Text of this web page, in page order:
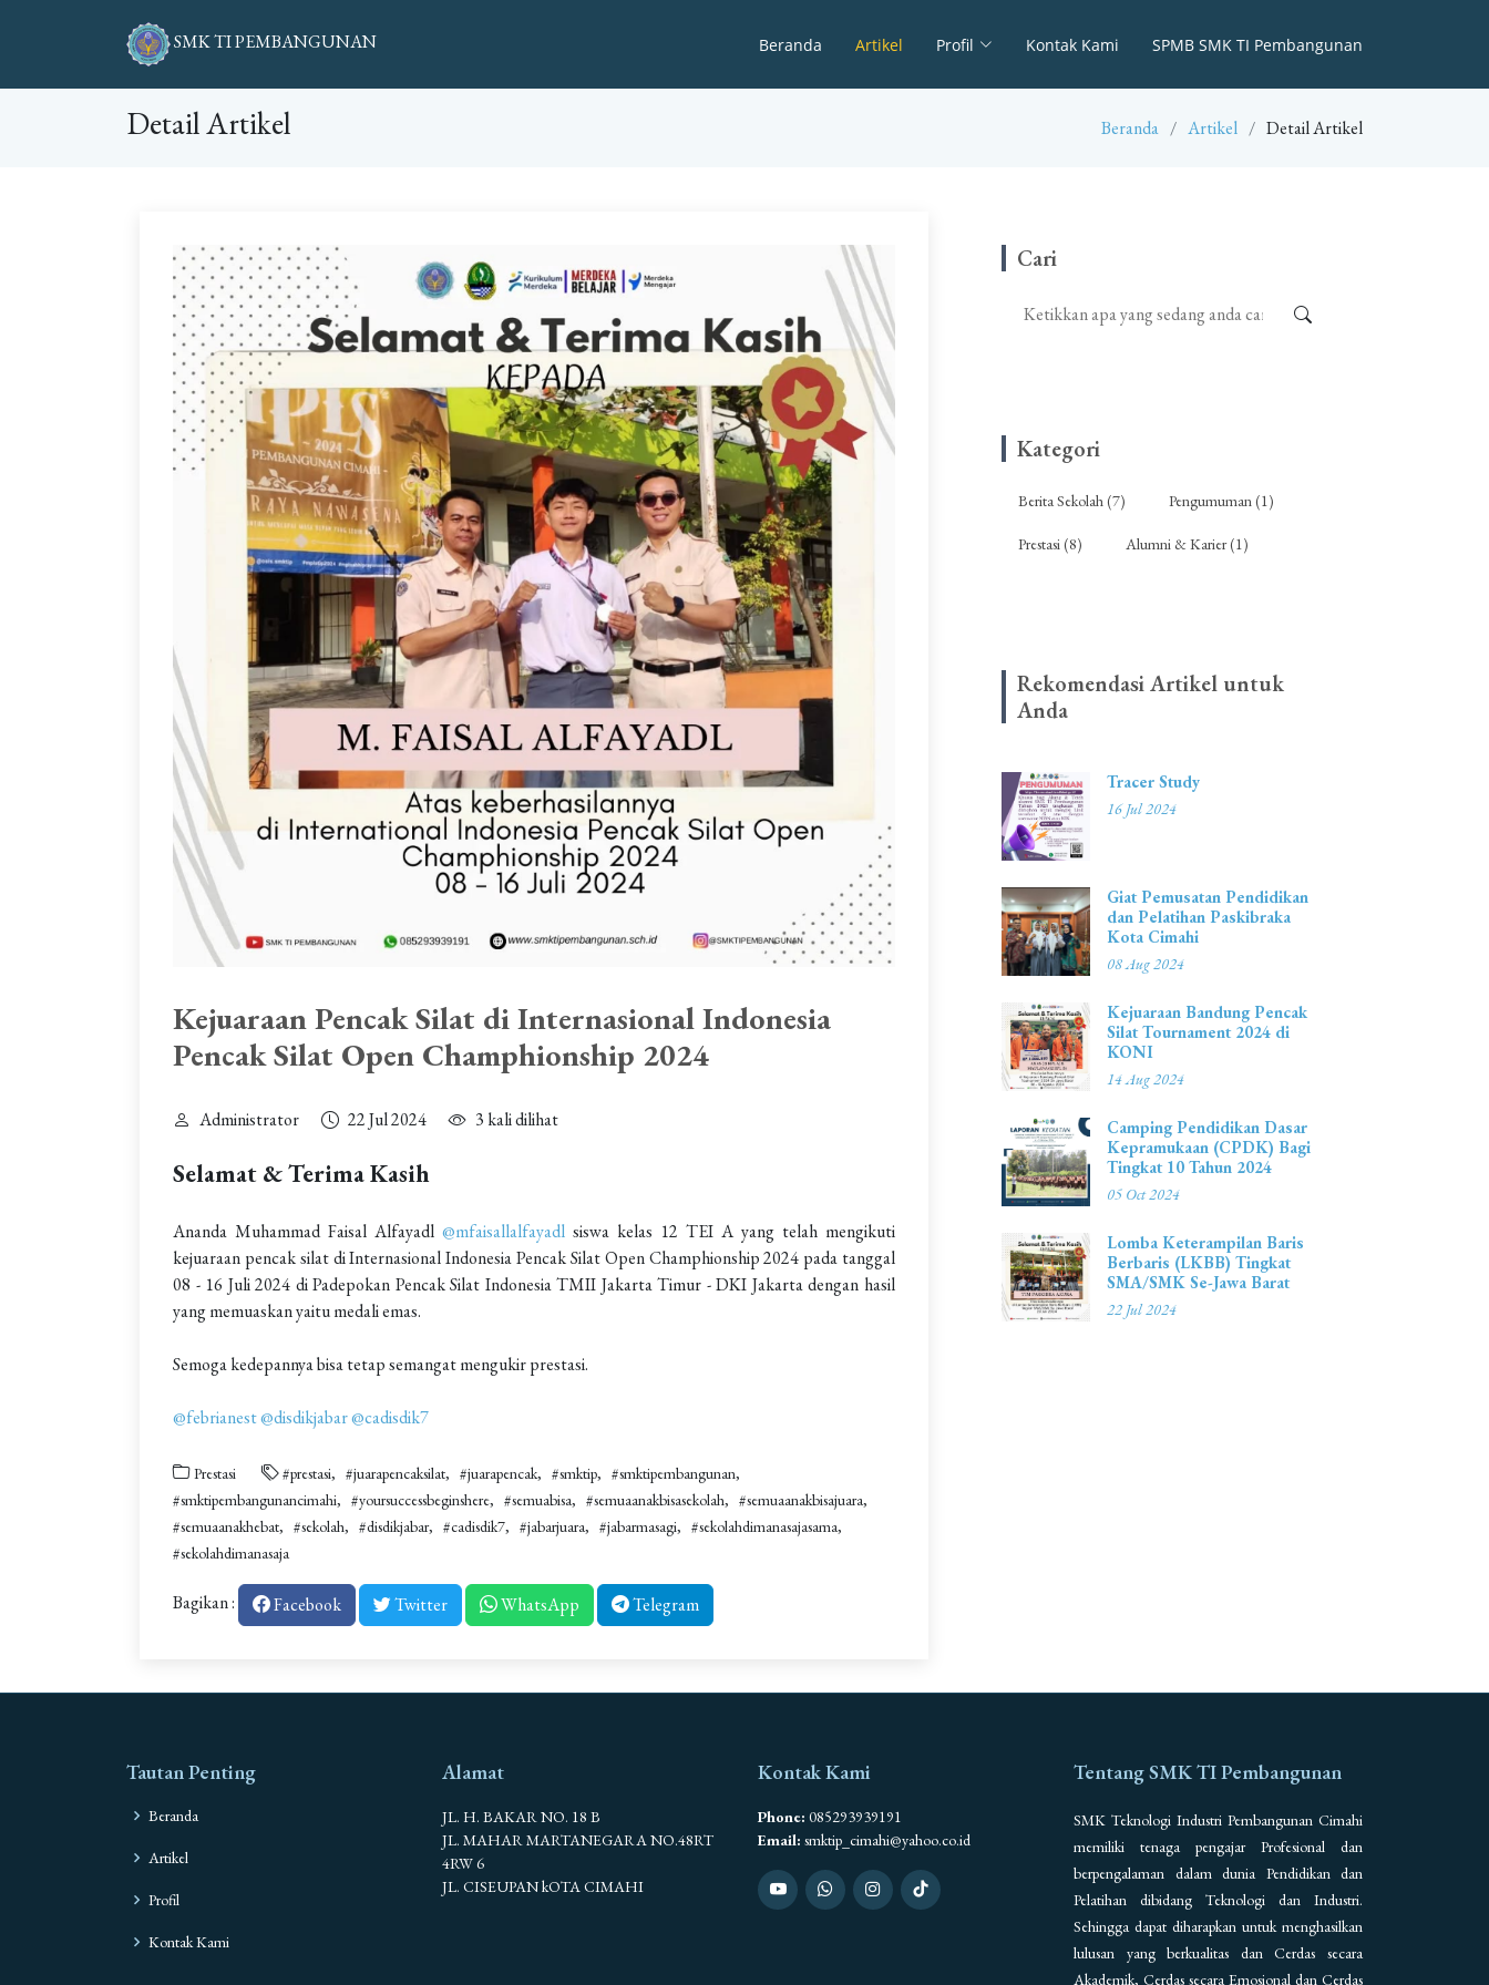
SMK TI PEMBANGUNAN Beranda Artikel Profil Kontak Kami SPMB SMK TI Pembangunan
Detail Artikel Beranda Artikel Detail Artikel
Kejuaraan Pencak Silat di Internasional Indonesia
Pencak Silat Open Champhionship 2024
Administrator 22 Jul 2024 3 kali dilihat
Selamat & Terima Kasih
Ananda Muhammad Faisal Alfayadl @mfaisallalfayadl siswa kelas 12 TEI A yang telah mengikuti
kejuaraan pencak silat di Internasional Indonesia Pencak Silat Open Champhionship 2024 pada tanggal
08 - 16 Juli 2024 di Padepokan Pencak Silat Indonesia TMII Jakarta Timur - DKI Jakarta dengan hasil
yang memuaskan yaitu medali emas.
Semoga kedepannya bisa tetap semangat mengukir prestasi.
@febrianest@disdikjabar@cadisdik7
Prestasi #prestasi #juarapencaksilat #juarapencak #smktip
#smktipembangunan
#smktipembangunancimahi
#yoursuccessbeginshere #semuabisa #semuaanakbisasekolah
#semuaanakbisajuara
#semuaanakhebat
#sekolah #disdikjabar #cadisdik7 #jabarjuara #jabarmasagi
#sekolahdimanasajasama
#sekolahdimanasaja
Bagikan : Facebook Twitter WhatsApp Telegram
Cari
Kategori
Berita Sekolah (7) Pengumuman (1)
Prestasi (8) Alumni & Karier (1)
Rekomendasi Artikel untuk
Anda
Tracer Study
16 Jul 2024
Giat Pemusatan Pendidikan
dan Pelatihan Paskibraka
Kota Cimahi
08 Aug 2024
Kejuaraan Bandung Pencak
Silat Tournament 2024 di
KONI
14 Aug 2024
Camping Pendidikan Dasar
Kepramukaan (CPDK) Bagi
Tingkat 10 Tahun 2024
05 Oct 2024
Lomba Keterampilan Baris
Berbaris (LKBB) Tingkat
SMA/SMK Se-Jawa Barat
22 Jul 2024
Tautan Penting
Beranda
Artikel
Profil
Kontak Kami
Alamat
JL. H. BAKAR NO. 18 B
JL. MAHAR MARTANEGARA NO.48RT
4RW 6
JL. CISEUPAN kOTA CIMAHI
Kontak Kami
Phone: 085293939191
Email: smktip_cimahi@yahoo.co.id
Tentang SMK TI Pembangunan
SMK Teknologi Industri Pembangunan Cimahi
memiliki tenaga pengajar Profesional dan
berpengalaman dalam dunia Pendidikan dan
Pelatihan dibidang Teknologi dan Industri.
Sehingga dapat diharapkan untuk menghasilkan
lulusan yang berkualitas dan Cerdas secara
Akademik, Cerdas secara Emosional dan Cerdas